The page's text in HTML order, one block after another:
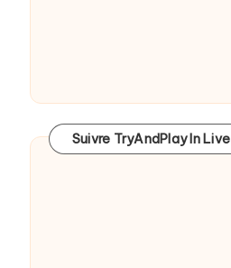
Suivre TryAndPlay In Live